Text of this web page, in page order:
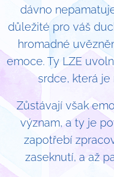
dávno
důležité pro váš
hromadné
emoce. Ty LZE
srdce, která
Zůstávají však
význam, a ty je
zapotřebí
zaseknutí, a až